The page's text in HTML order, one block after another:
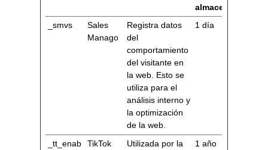
almacenamiento
_smvs
Sales
Manago
Registra datos
del
comportamiento
del visitante en
la web. Esto se
utiliza para el
análisis interno y
la optimización
de la web.
1 día
_tt_enab
TikTok
Utilizada por la
1 año